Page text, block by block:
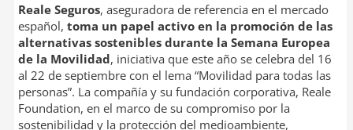
Reale Seguros, aseguradora de referencia en el mercado
español, toma un papel activo en la promoción de las
alternativas sostenibles durante la Semana Europea
de la Movilidad, iniciativa que este año se celebra del 16
al 22 de septiembre con el lema “Movilidad para todas las
personas”. La compañía y su fundación corporativa, Reale
Foundation, en el marco de su compromiso por la
sostenibilidad y la protección del medioambiente,